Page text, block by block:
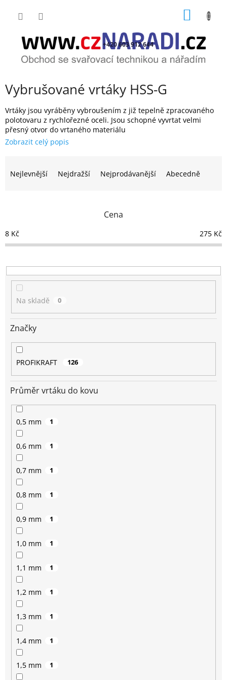
+420 603 912 644
Vybrušované vrtáky HSS-G
Vrtáky jsou vyráběny vybroušením z již tepelně zpracovaného
polotovaru z rychlořezné oceli. Jsou schopné vyvrtat velmi
přesný otvor do vrtaného materiálu
p
r
o
u
Nejlevnější Nejdražší Nejprodávanější Abecedně
Cena
8 Kč 275 Kč
Na skladě 0
Značky
PROFIKRAFT 126
Průměr vrtáku do kovu
0,5 mm 1
0,6 mm 1
0,7 mm 1
0,8 mm 1
0,9 mm 1
1,0 mm 1
1,1 mm 1
1,2 mm 1
1,3 mm 1
1,4 mm 1
1,5 mm 1